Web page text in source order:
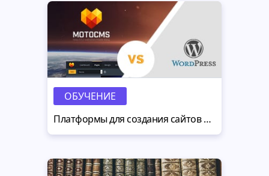
ОБУЧЕНИЕ
Платформы для создания сайтов MotoCMS vs. Wordpress